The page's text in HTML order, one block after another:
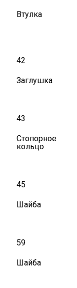
Втулка
42
Заглушка
43
Стопорное
кольцо
45
Шайба
59
Шайба